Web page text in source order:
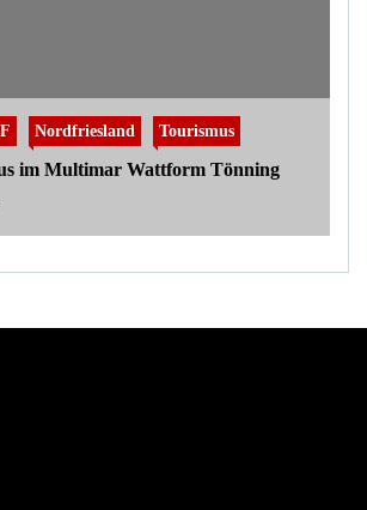
Nordfriesland Tourismus
im Multimar Wattform Tönning